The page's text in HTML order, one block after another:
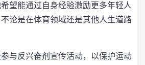
望能通过自身经验激励更多年轻人
论是在体育领域还是其他人生道路
与反兴奋剂宣传活动，以保护运动